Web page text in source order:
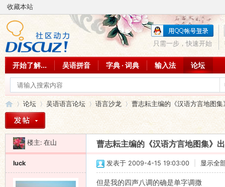
收藏本站
只需一步，快速开始
开始了解... 吴语拼音 字典 · 词典 输入法 论坛
»
论坛
›
吴语语言论坛 语言沙龙
›
曹志耘主编的《汉语方言地图集
楼主: 在山 曹志耘主编的《汉语方言地图集》
luck 发表于 2009-4-15 19:03:00 显示全
但是我的四声八调的确是单字调撒